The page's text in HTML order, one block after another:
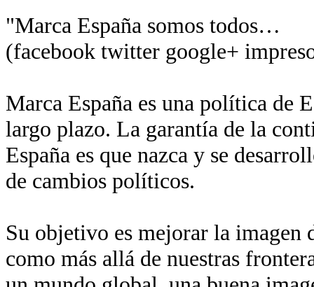
"Marca España somos todos…
(facebook twitter google+
Marca España es una política de
largo plazo. La garantía de la
España es que nazca y se
de cambios políticos.
Su objetivo es mejorar la imagen
como más allá de nuestras